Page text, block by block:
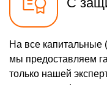
На все капитальные
мы предоставляем
только нашей